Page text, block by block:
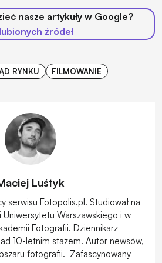
nasze artykuły w Google?
źródeł
RYNKU FILMOWANIE
Luśtyk
serwisu Fotopolis.pl. Studiował na
Uniwersytetu Warszawskiego i w
Fotografii. Dziennikarz
10-letnim stażem. Autor newsów,
fotografii. Zafascynowany